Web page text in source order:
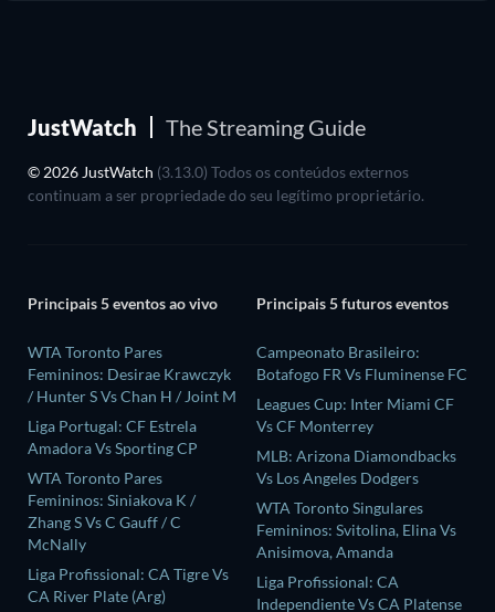
JustWatch The Streaming Guide
© 2026 JustWatch (3.13.0) Todos os conteúdos externos
continuam a ser propriedade do seu legítimo proprietário.
Principais 5 eventos ao vivo
WTA Toronto Pares
Femininos: Desirae Krawczyk
/ Hunter S Vs Chan H / Joint M
Liga Portugal: CF Estrela
Amadora Vs Sporting CP
WTA Toronto Pares
Femininos: Siniakova K /
Zhang S Vs C Gauff / C
McNally
Liga Profissional: CA Tigre Vs
CA River Plate (Arg)
Principais 5 futuros eventos
Campeonato Brasileiro:
Botafogo FR Vs Fluminense FC
Leagues Cup: Inter Miami CF
Vs CF Monterrey
MLB: Arizona Diamondbacks
Vs Los Angeles Dodgers
WTA Toronto Singulares
Femininos: Svitolina, Elina Vs
Anisimova, Amanda
Liga Profissional: CA
Independiente Vs CA Platense